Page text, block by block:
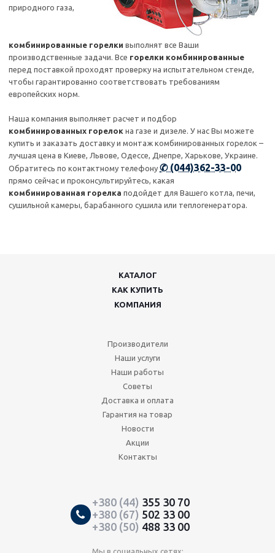
природного газа,
комбинированные горелки выполнят все Ваши
производственные задачи. Все горелки комбинированные
перед поставкой проходят проверку на испытательном стенде,
чтобы гарантированно соответствовать требованиям
европейских норм.
Наша компания выполняет расчет и подбор
комбинированных горелок на газе и дизеле. У нас Вы можете
купить и заказать доставку и монтаж комбинированных горелок –
лучшая цена в Киеве, Львове, Одессе, Днепре, Харькове, Украине.
Обратитесь по контактному телефону ✆ (044)362-33-00
прямо сейчас и проконсультируйтесь, какая
комбинированная горелка подойдет для Вашего котла, печи,
сушильной камеры, барабанного сушила или теплогенератора.
КАТАЛОГ
КАК КУПИТЬ
КОМПАНИЯ
Производители
Наши услуги
Наши работы
Советы
Доставка и оплата
Гарантия на товар
Новости
Акции
Контакты
+380 (44) 355 30 70
+380 (67) 502 33 00
+380 (50) 488 33 00
Мы в социальных сетях: